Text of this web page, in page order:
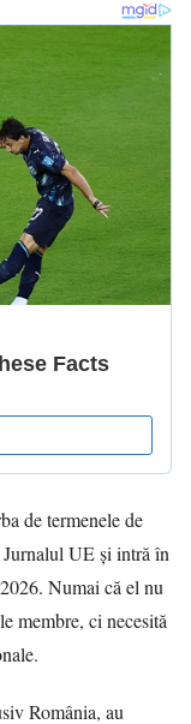
de termenele de
UE și intră în
Numai că el nu
membre, ci necesită
România, au